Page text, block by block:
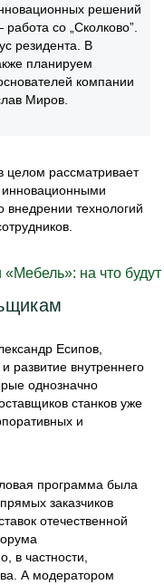
решений
со „Сколково”.
резидента. В
планируем
компании
Миров.
целом рассматривает
инновационными
технологий
Есипов,
развитие внутреннего
однозначно
станков уже
и
программа была
заказчиков
отечественной
в частности,
А модератором